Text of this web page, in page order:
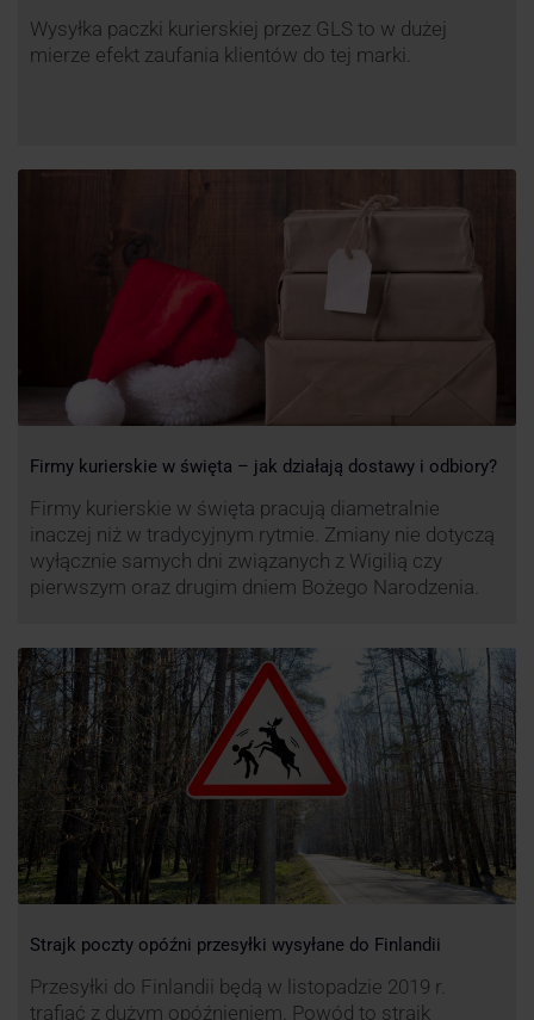
Wysyłka paczki kurierskiej przez GLS to w dużej
mierze efekt zaufania klientów do tej marki.
Firmy kurierskie w święta – jak działają dostawy i odbiory?
Firmy kurierskie w święta pracują diametralnie
inaczej niż w tradycyjnym rytmie. Zmiany nie dotyczą
wyłącznie samych dni związanych z Wigilią czy
pierwszym oraz drugim dniem Bożego Narodzenia.
Strajk poczty opóźni przesyłki wysyłane do Finlandii
Przesyłki do Finlandii będą w listopadzie 2019 r.
trafiać z dużym opóźnieniem. Powód to strajk